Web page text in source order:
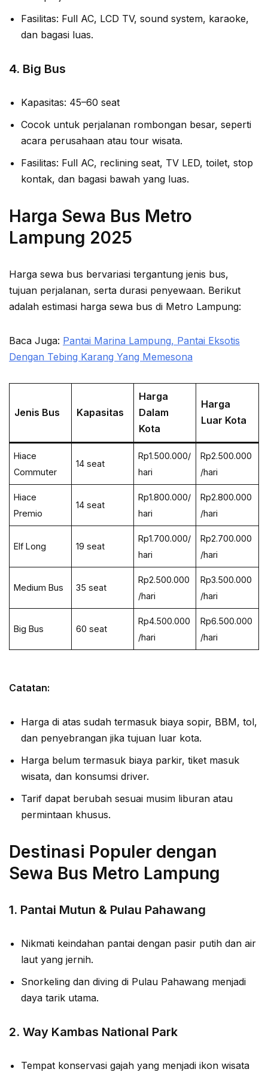
Fasilitas: Full AC, LCD TV, sound system, karaoke,
dan bagasi luas.
4. Big Bus
Kapasitas: 45–60 seat
Cocok untuk perjalanan rombongan besar, seperti
acara perusahaan atau tour wisata.
Fasilitas: Full AC, reclining seat, TV LED, toilet, stop
kontak, dan bagasi bawah yang luas.
Harga Sewa Bus Metro
Lampung 2025
Harga sewa bus bervariasi tergantung jenis bus,
tujuan perjalanan, serta durasi penyewaan. Berikut
adalah estimasi harga sewa bus di Metro Lampung:
Baca Juga: Pantai Marina Lampung, Pantai Eksotis
Dengan Tebing Karang Yang Memesona
Jenis Bus Kapasitas
Harga
Dalam
Kota
Harga
Luar Kota
Hiace
Commuter
14 seat
Rp1.500.000/
hari
Rp2.500.000
/hari
Hiace
Premio
14 seat
Rp1.800.000/
hari
Rp2.800.000
/hari
Elf Long 19 seat
Rp1.700.000/
hari
Rp2.700.000
/hari
Medium Bus 35 seat
Rp2.500.000
/hari
Rp3.500.000
/hari
Big Bus 60 seat
Rp4.500.000
/hari
Rp6.500.000
/hari
Catatan:
Harga di atas sudah termasuk biaya sopir, BBM, tol,
dan penyebrangan jika tujuan luar kota.
Harga belum termasuk biaya parkir, tiket masuk
wisata, dan konsumsi driver.
Tarif dapat berubah sesuai musim liburan atau
permintaan khusus.
Destinasi Populer dengan
Sewa Bus Metro Lampung
1. Pantai Mutun & Pulau Pahawang
Nikmati keindahan pantai dengan pasir putih dan air
laut yang jernih.
Snorkeling dan diving di Pulau Pahawang menjadi
daya tarik utama.
2. Way Kambas National Park
Tempat konservasi gajah yang menjadi ikon wisata